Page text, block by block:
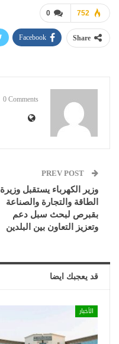
0 752
Share
Facebook
0 Comments
وزير الكهرباء يستقبل وزيرة
الطاقة والتجارة والصناعة
بقبرص لبحث سبل دعم
وتعزيز التعاون بين البلدين
قد يعجبك ايضا
الأخبار